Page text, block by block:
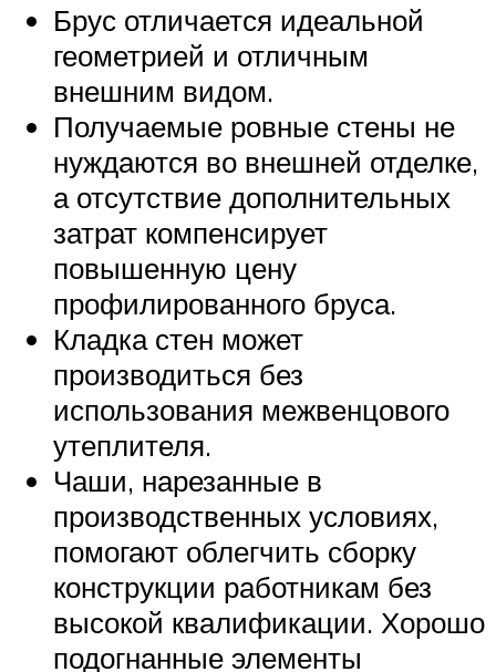
Брус отличается идеальной
геометрией и отличным
внешним видом.
Получаемые ровные стены не
нуждаются во внешней отделке,
а отсутствие дополнительных
затрат компенсирует
повышенную цену
профилированного бруса.
Кладка стен может
производиться без
использования межвенцового
утеплителя.
Чаши, нарезанные в
производственных условиях,
помогают облегчить сборку
конструкции работникам без
высокой квалификации. Хорошо
подогнанные элементы